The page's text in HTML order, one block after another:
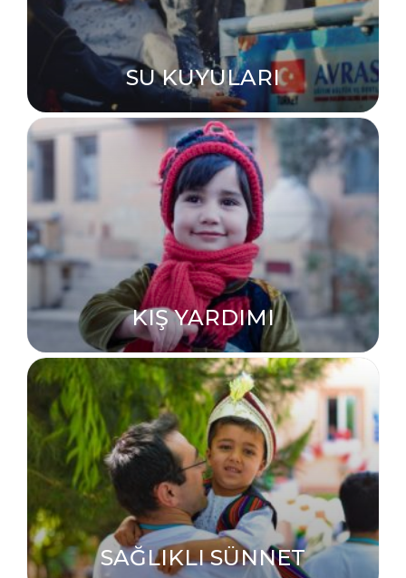
SU KUYULARI
KIŞ YARDIMI
SAĞLIKLI SÜNNET